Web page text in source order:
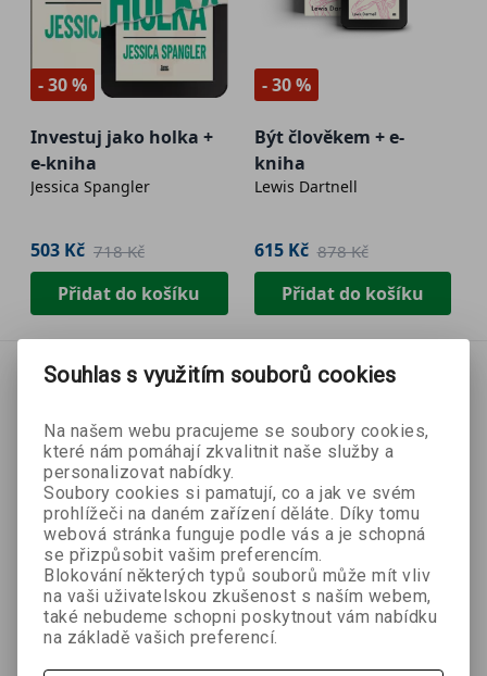
- 30 %
Investuj jako holka +
e-kniha
Jessica Spangler
503 Kč 718 Kč
Přidat do košíku
- 30 %
Být člověkem + e-
kniha
Lewis Dartnell
615 Kč 878 Kč
Přidat do košíku
- 30 % - 35 %
Souhlas s využitím souborů cookies
Na našem webu pracujeme se soubory cookies,
které nám pomáhají zkvalitnit naše služby a
personalizovat nabídky.
Soubory cookies si pamatují, co a jak ve svém
prohlížeči na daném zařízení děláte. Díky tomu
webová stránka funguje podle vás a je schopná
se přizpůsobit vašim preferencím.
Blokování některých typů souborů může mít vliv
na vaši uživatelskou zkušenost s naším webem,
také nebudeme schopni poskytnout vám nabídku
na základě vašich preferencí.